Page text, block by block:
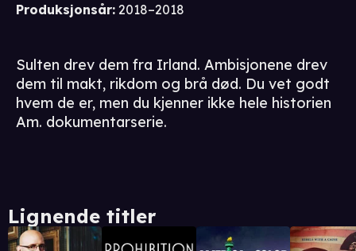
Produksjonsår: 2018–2018
Sulten drev dem fra Irland. Ambisjonene drev
dem til makt, rikdom og brå død. Du vet godt
hvem de er, men du kjenner ikke hele historien
Am. dokumentarserie.
Lignende titler